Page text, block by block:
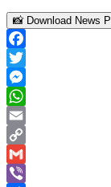
📸 Download News
Facebook
Twitter
Messenger
WhatsApp
Email
Copy
Link
Gmail